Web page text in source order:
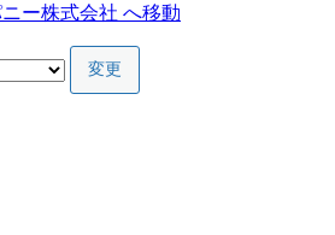
ー株式会社 へ移動